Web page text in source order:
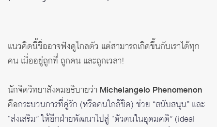
แนวคิดนี้ชื่ออาจฟังดูไกลตัว แต่สามารถเกิดขึ้นกับเราได้ทุก
คน เมื่ออยู่ถูกที่ ถูกคน และถูกเวลา!
นักจิตวิทยาสังคมอธิบายว่า Michelangelo Phenomenon
คือกระบวนการที่คู่รัก (หรือคนใกล้ชิด) ช่วย “สนับสนุน” และ
“ส่งเสริม” ให้อีกฝ่ายพัฒนาไปสู่ “ตัวตนในอุดมคติ” (ideal